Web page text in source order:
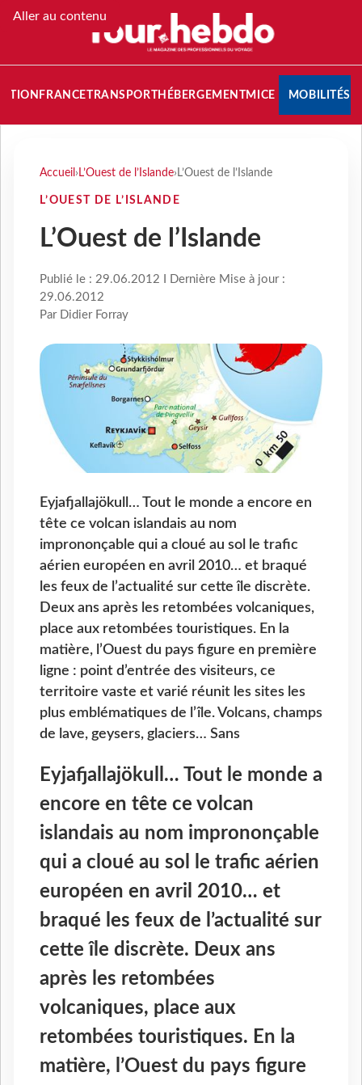
Aller au contenu
FRANCETRANSPORT HÉBERGEMENTMICE MOBILITÉS
Accueil › L’Ouest de l’Islande› L’Ouest de l’Islande
L’OUEST DE L’ISLANDE
L’Ouest de l’Islande
Publié le : 29.06.2012 I Dernière Mise à jour :
29.06.2012
Par Didier Forray
Eyjafjallajökull… Tout le monde a encore en
tête ce volcan islandais au nom
imprononçable qui a cloué au sol le trafic
aérien européen en avril 2010… et braqué
les feux de l’actualité sur cette île discrète.
Deux ans après les retombées volcaniques,
place aux retombées touristiques. En la
matière, l’Ouest du pays figure en première
ligne : point d’entrée des visiteurs, ce
territoire vaste et varié réunit les sites les
plus emblématiques de l’île. Volcans, champs
de lave, geysers, glaciers… Sans
Eyjafjallajökull… Tout le monde a
encore en tête ce volcan
islandais au nom imprononçable
qui a cloué au sol le trafic aérien
européen en avril 2010… et
braqué les feux de l’actualité sur
cette île discrète. Deux ans
après les retombées
volcaniques, place aux
retombées touristiques. En la
matière, l’Ouest du pays figure